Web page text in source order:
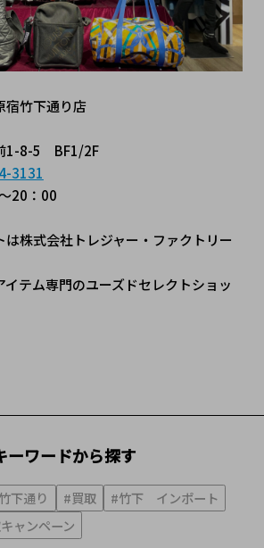
宿竹下通り店
1-8-5　BF1/2F
3131
20：00
株式会社トレジャー・ファクトリー
テム専門のユーズドセレクトショッ
ーワードから探す
下通り #買取
#竹下 インポート
ャンペーン